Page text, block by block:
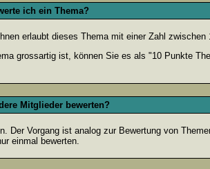
ich ein Thema?
erlaubt dieses Thema mit einer Zahl zwischen
grossartig ist, können Sie es als "10 Punkte
Mitglieder bewerten?
Vorgang ist analog zur Bewertung von
einmal bewerten.